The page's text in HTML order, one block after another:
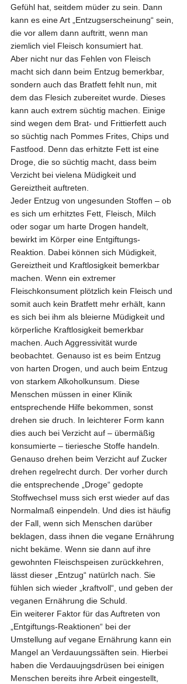
Gefühl hat, seitdem müder zu sein. Dann
kann es eine Art „Entzugserscheinung“ sein,
die vor allem dann auftritt, wenn man
ziemlich viel Fleisch konsumiert hat.
Aber nicht nur das Fehlen von Fleisch
macht sich dann beim Entzug bemerkbar,
sondern auch das Bratfett fehlt nun, mit
dem das Flesich zubereitet wurde. Dieses
kann auch extrem süchtig machen. Einige
sind wegen dem Brat- und Frittierfett auch
so süchtig nach Pommes Frites, Chips und
Fastfood. Denn das erhitzte Fett ist eine
Droge, die so süchtig macht, dass beim
Verzicht bei vielena Müdigkeit und
Gereiztheit auftreten.
Jeder Entzug von ungesunden Stoffen – ob
es sich um erhitztes Fett, Fleisch, Milch
oder sogar um harte Drogen handelt,
bewirkt im Körper eine Entgiftungs-
Reaktion. Dabei können sich Müdigkeit,
Gereiztheit und Kraftlosigkeit bemerkbar
machen. Wenn ein extremer
Fleischkonsument plötzlich kein Fleisch und
somit auch kein Bratfett mehr erhält, kann
es sich bei ihm als bleierne Müdigkeit und
körperliche Kraftlosigkeit bemerkbar
machen. Auch Aggressivität wurde
beobachtet. Genauso ist es beim Entzug
von harten Drogen, und auch beim Entzug
von starkem Alkoholkunsum. Diese
Menschen müssen in einer Klinik
entsprechende Hilfe bekommen, sonst
drehen sie druch. In leichterer Form kann
dies auch bei Verzicht auf – übermäßig
konsumierte – tieriesche Stoffe handeln.
Genauso drehen beim Verzicht auf Zucker
drehen regelrecht durch. Der vorher durch
die entsprechende „Droge“ gedopte
Stoffwechsel muss sich erst wieder auf das
Normalmaß einpendeln. Und dies ist häufig
der Fall, wenn sich Menschen darüber
beklagen, dass ihnen die vegane Ernährung
nicht bekäme. Wenn sie dann auf ihre
gewohnten Fleischspeisen zurückkehren,
lässt dieser „Entzug“ natürlch nach. Sie
fühlen sich wieder „kraftvoll“, und geben der
veganen Ernährung die Schuld.
Ein weiterer Faktor für das Auftreten von
„Entgiftungs-Reaktionen“ bei der
Umstellung auf vegane Ernährung kann ein
Mangel an Verdauungssäften sein. Hierbei
haben die Verdauujngsdrüsen bei einigen
Menschen bereits ihre Arbeit eingestellt,